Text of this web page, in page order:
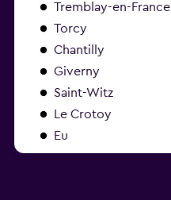
Tremblay-en-France
Torcy
Chantilly
Giverny
Saint-Witz
Le Crotoy
Eu